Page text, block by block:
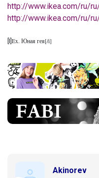
http://www.ikea.com/ru/
http://www.ikea.com/ru/
[I] Ex. Юная гея[/i]
Akinorev